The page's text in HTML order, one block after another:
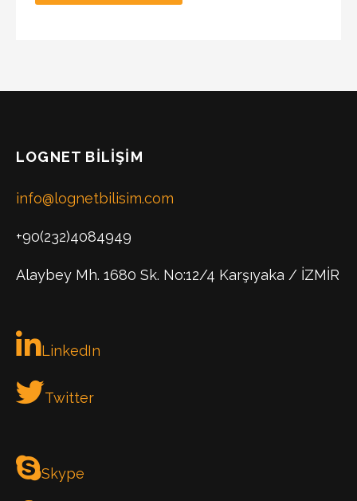
LOGNET BILIŞIM
info@lognetbilisim.com
+90(232)4084949
Alaybey Mh. 1680 Sk. No:12/4 Karşıyaka / İZMİR
LinkedIn
Twitter
Skype